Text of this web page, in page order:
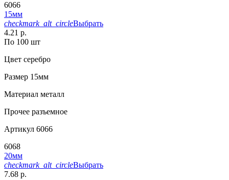
6066
15мм
checkmark_alt_circleВыбрать
4.21 р.
По 100 шт
Цвет серебро
Размер 15мм
Материал металл
Прочее разъемное
Артикул 6066
6068
20мм
checkmark_alt_circleВыбрать
7.68 р.